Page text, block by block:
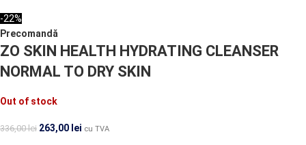
-22%
Precomandă
ZO SKIN HEALTH HYDRATING CLEANSER
NORMAL TO DRY SKIN
Out of stock
336,00lei 263,00 lei cu TVA